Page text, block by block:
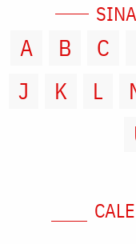
A B C
J
K L